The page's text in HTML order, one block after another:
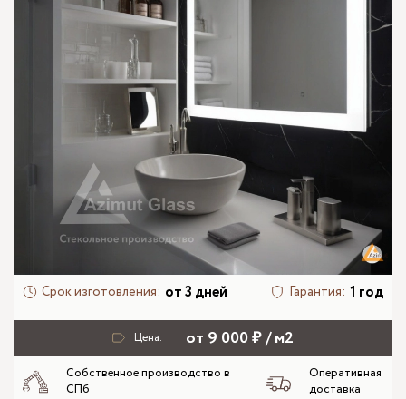
Срок изготовления: от 3 дней Гарантия: 1 год
Цена: от 9 000 ₽ / м2
Собственное производство в
СПб
Оперативная
доставка